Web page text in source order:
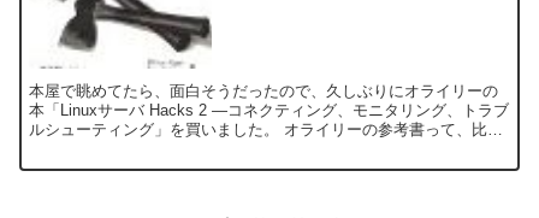
本屋で眺めてたら、面白そうだったので、久しぶりにオライリーの
本「Linuxサーバ Hacks 2 ―コネクティング、モニタリング、トラブ
ルシューティング」を買いました。 オライリーの参考書って、比較